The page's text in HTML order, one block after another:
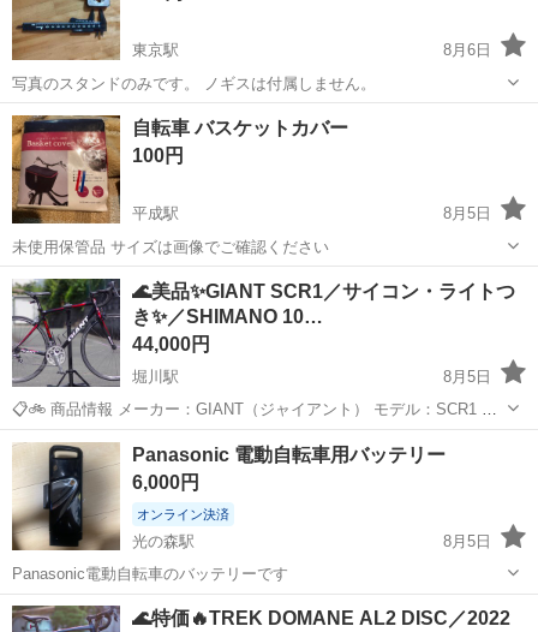
東京駅
8月6日
写真のスタンドのみです。 ノギスは付属しません。
熊本 熊本市 東京駅 その他
自転車 バスケットカバー
100円
平成駅
8月5日
未使用保管品 サイズは画像でご確認ください
熊本 熊本市 平成駅 バスケット
🌊美品✨️GIANT SCR1／サイコン・ライトつ
き✨️／SHIMANO 10…
44,000円
堀川駅
8月5日
📋🚲 商品情報 メーカー：GIANT（ジャイアント） モデル：SCR1 サ
イズ：Mサイズ 適応身長目安：170～180cm前後 フレーム：アルミ フ
ォーク：アルミ コンポーネント：SHIMANO 105...
熊本 熊本市 ロードバイク
Panasonic 電動自転車用バッテリー
6,000円
オンライン決済
光の森駅
8月5日
Panasonic電動自転車のバッテリーです
熊本 菊池郡 光の森駅
🌊特価🔥TREK DOMANE AL2 DISC／2022